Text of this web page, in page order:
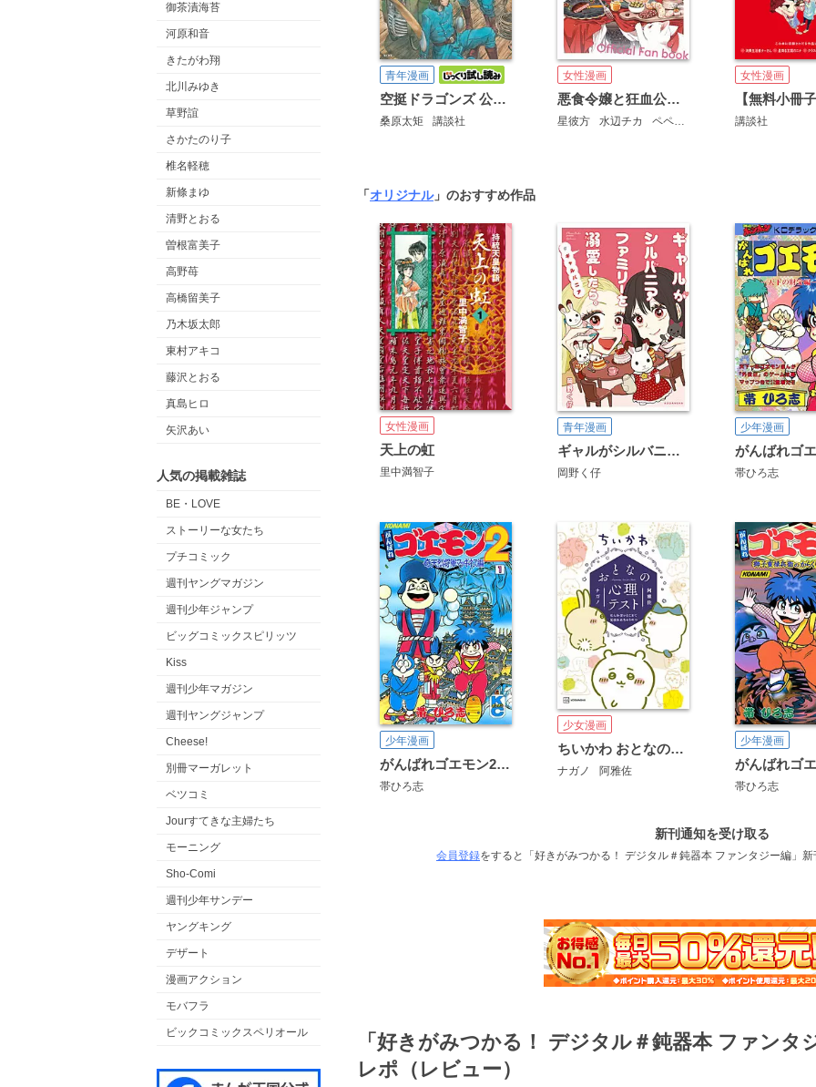
御茶漬海苔
河原和音
きたがわ翔
北川みゆき
草野誼
さかたのり子
椎名軽穂
新條まゆ
清野とおる
曽根富美子
高野苺
高橋留美子
乃木坂太郎
東村アキコ
藤沢とおる
真島ヒロ
矢沢あい
人気の掲載雑誌
BE・LOVE
ストーリーな女たち
プチコミック
週刊ヤングマガジン
週刊少年ジャンプ
ビッグコミックスピリッツ
Kiss
週刊少年マガジン
週刊ヤングジャンプ
Cheese!
別冊マーガレット
ベツコミ
Jourすてきな主婦たち
モーニング
Sho-Comi
週刊少年サンデー
ヤングキング
デザート
漫画アクション
モバフラ
ビックコミックスペリオール
青年漫画
空挺ドラゴンズ 公式コミックガイド
桑原太矩 講談社
女性漫画
悪食令嬢と狂血公爵～その魔物、私が美味しくいただきます！～公式ファンブック
星彼方 水辺チカ ペペロン 講談社
女性漫画
講談社
「オリジナル」のおすすめ作品
女性漫画
天上の虹
里中満智子
青年漫画
ギャルがシルバニアファミリーを溺愛したら。#ギャルバニア
岡野く仔
少年漫画
帯ひろ志
少年漫画
がんばれゴエモン2奇天烈将軍マッギネス編
帯ひろ志
少女漫画
ちいかわ おとなの心理テスト なんか深いとこまで見抜かれちゃうやつ
ナガノ 阿雅佐
少年漫画
帯ひろ志
新刊通知を受け取る
会員登録をすると「好きがみつかる！ デジタル＃鈍器本 ファンタジー編」
「好きがみつかる！ デジタル＃鈍器本 ファン
レポ（レビュー）